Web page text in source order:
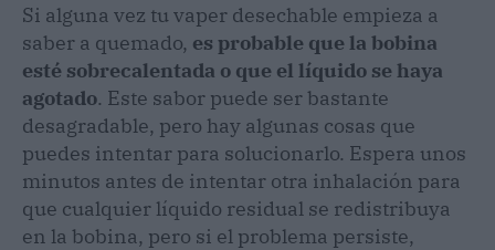
Si alguna vez tu vaper desechable empieza a
saber a quemado, es probable que la bobina
esté sobrecalentada o que el líquido se haya
agotado. Este sabor puede ser bastante
desagradable, pero hay algunas cosas que
puedes intentar para solucionarlo. Espera unos
minutos antes de intentar otra inhalación para
que cualquier líquido residual se redistribuya
en la bobina, pero si el problema persiste,